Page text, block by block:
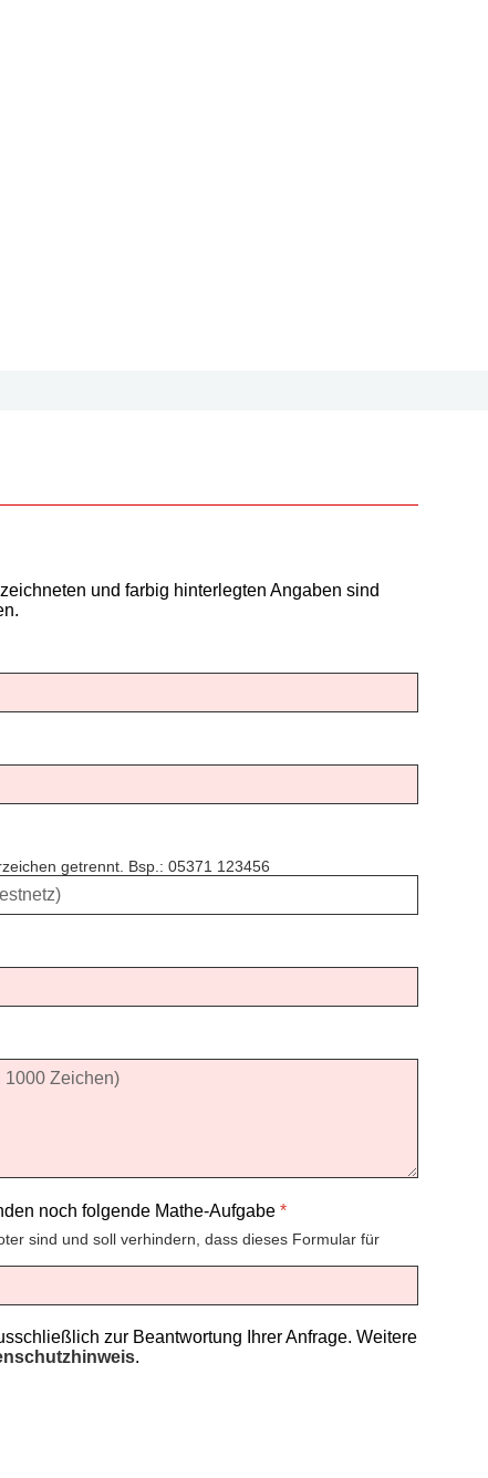
und farbig hinterlegten Angaben sind
getrennt. Bsp.: 05371 123456
noch folgende Mathe-Aufgabe *
sind und soll verhindern, dass dieses Formular für
zur Beantwortung Ihrer Anfrage. Weitere
.